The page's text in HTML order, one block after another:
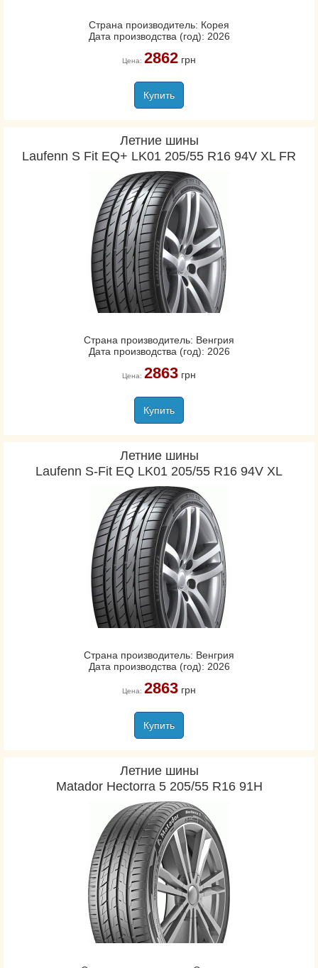
Страна производитель: Корея
Дата производства (год): 2026
Цена: 2862грн
Купить
Летние шины
Laufenn S Fit EQ+ LK01 205/55 R16 94V XL FR
Страна производитель: Венгрия
Дата производства (год): 2026
Цена: 2863грн
Купить
Летние шины
Laufenn S-Fit EQ LK01 205/55 R16 94V XL
Страна производитель: Венгрия
Дата производства (год): 2026
Цена: 2863грн
Купить
Летние шины
Matador Hectorra 5 205/55 R16 91H